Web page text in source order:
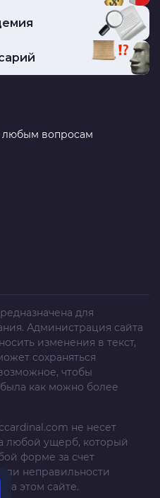
любым вопросам
для
Администрация сайта
изменения в текст,
сохраняться
чтобы
как можно более
не несет
любой ущерб, который
форме за счет
неправильности
этом сайте.